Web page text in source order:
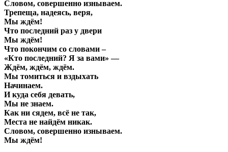
Словом, совершенно изнываем.
Трепеща, надеясь, веря,
Мы ждём!
Что последний раз у двери
Мы ждём!
Что покончим со словами –
«Кто последний? Я за вами» —
Ждём, ждём, ждём.
Мы томиться и вздыхать
Начинаем.
И куда себя девать,
Мы не знаем.
Как ни сядем, всё не так,
Места не найдём никак.
Словом, совершенно изнываем.
Мы ждём!